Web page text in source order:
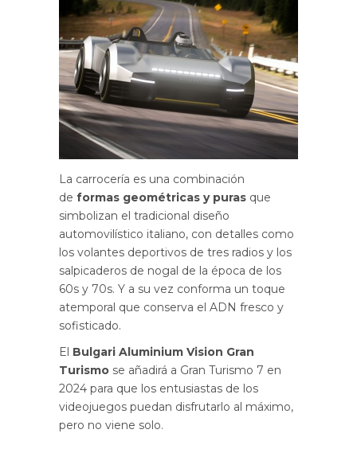
La carrocería es una combinación
de formas geométricas y puras que
simbolizan el tradicional diseño
automovilístico italiano, con detalles como
los volantes deportivos de tres radios y los
salpicaderos de nogal de la época de los
60s y 70s. Y a su vez conforma un toque
atemporal que conserva el ADN fresco y
sofisticado.
El Bulgari Aluminium Vision Gran
Turismo se añadirá a Gran Turismo 7 en
2024 para que los entusiastas de los
videojuegos puedan disfrutarlo al máximo,
pero no viene solo.